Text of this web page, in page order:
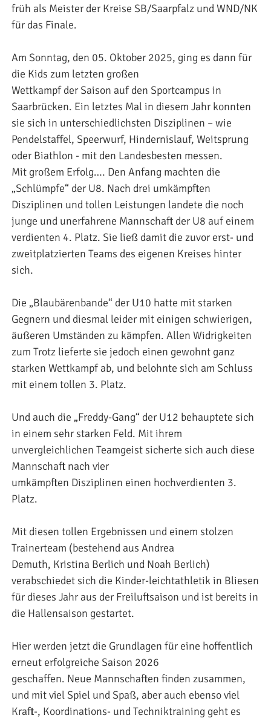
früh als Meister der Kreise SB/Saarpfalz und WND/NK
für das Finale.
Am Sonntag, den 05. Oktober 2025, ging es dann für
die Kids zum letzten großen
Wettkampf der Saison auf den Sportcampus in
Saarbrücken. Ein letztes Mal in diesem Jahr konnten
sie sich in unterschiedlichsten Disziplinen – wie
Pendelstaffel, Speerwurf, Hindernislauf, Weitsprung
oder Biathlon - mit den Landesbesten messen.
Mit großem Erfolg…. Den Anfang machten die
„Schlümpfe“ der U8. Nach drei umkämpften
Disziplinen und tollen Leistungen landete die noch
junge und unerfahrene Mannschaft der U8 auf einem
verdienten 4. Platz. Sie ließ damit die zuvor erst- und
zweitplatzierten Teams des eigenen Kreises hinter
sich.
Die „Blaubärenbande“ der U10 hatte mit starken
Gegnern und diesmal leider mit einigen schwierigen,
äußeren Umständen zu kämpfen. Allen Widrigkeiten
zum Trotz lieferte sie jedoch einen gewohnt ganz
starken Wettkampf ab, und belohnte sich am Schluss
mit einem tollen 3. Platz.
Und auch die „Freddy-Gang“ der U12 behauptete sich
in einem sehr starken Feld. Mit ihrem
unvergleichlichen Teamgeist sicherte sich auch diese
Mannschaft nach vier
umkämpften Disziplinen einen hochverdienten 3.
Platz.
Mit diesen tollen Ergebnissen und einem stolzen
Trainerteam (bestehend aus Andrea
Demuth, Kristina Berlich und Noah Berlich)
verabschiedet sich die Kinder-leichtathletik in Bliesen
für dieses Jahr aus der Freiluftsaison und ist bereits in
die Hallensaison gestartet.
Hier werden jetzt die Grundlagen für eine hoffentlich
erneut erfolgreiche Saison 2026
geschaffen. Neue Mannschaften finden zusammen,
und mit viel Spiel und Spaß, aber auch ebenso viel
Kraft-, Koordinations- und Techniktraining geht es